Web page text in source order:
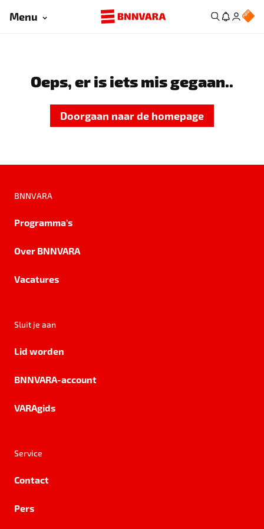
Menu
Oeps, er is iets mis gegaan..
Doorgaan naar de homepage
BNNVARA
Programma's
Over BNNVARA
Vacatures
Sluit je aan
Lid worden
BNNVARA-account
VARAgids
Service
Contact
Pers